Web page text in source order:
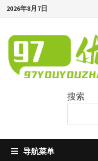
Skip
content
2026年8月7日
搜索
导航菜单